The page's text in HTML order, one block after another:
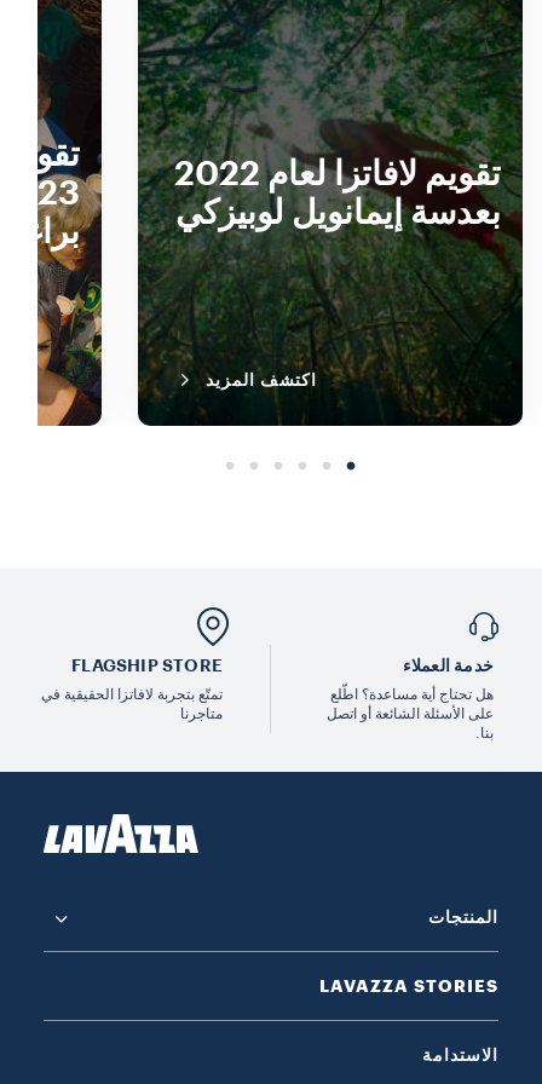
تقويم لافاتزا لعام 2022
بعدسة إيمانويل لوبيزكي
اكتشف المزيد
براغر
خدمة العملاء
هل تحتاج أية مساعدة؟ اطّلع
على الأسئلة الشائعة أو اتصل
بنا.
FLAGSHIP STORE
تمتّع بتجربة لافاتزا الحقيقية في
متاجرنا
المنتجات
LAVAZZA STORIES
الاستدامة